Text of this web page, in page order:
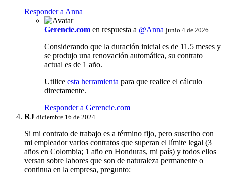
Responder a Anna
Gerencie.com en respuesta a @Anna junio 4 de 2026
Considerando que la duración inicial es de 11.5 meses y
se produjo una renovación automática, su contrato
actual es de 1 año.
Utilice esta herramienta para que realice el cálculo
directamente.
Responder a Gerencie.com
RJ diciembre 16 de 2024
Si mi contrato de trabajo es a término fijo, pero suscribo con
mi empleador varios contratos que superan el límite legal (3
años en Colombia; 1 año en Honduras, mi país) y todos ellos
versan sobre labores que son de naturaleza permanente o
continua en la empresa, pregunto: